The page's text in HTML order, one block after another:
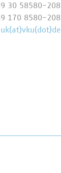
30 58580-208
170 8580-208